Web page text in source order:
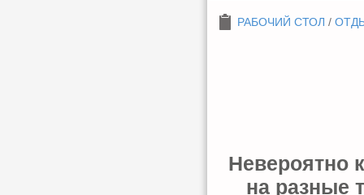
РАБОЧИЙ СТОЛ /
Невероятно
на разные